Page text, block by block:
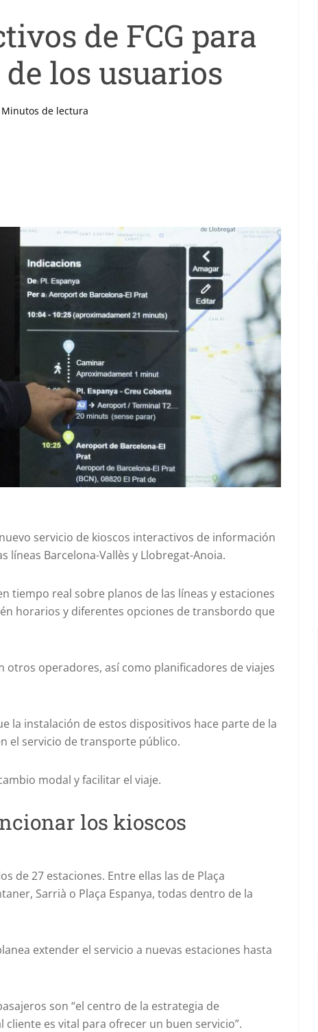
de FCG para
los usuarios
de lectura
servicio de kioscos interactivos de información
líneas Barcelona-Vallès y Llobregat-Anoia.
tiempo real sobre planos de las líneas y estaciones
horarios y diferentes opciones de transbordo que
operadores, así como planificadores de viajes
la instalación de estos dispositivos hace parte de la
el servicio de transporte público.
modal y facilitar el viaje.
los kioscos
de 27 estaciones. Entre ellas las de Plaça
Sarrià o Plaça Espanya, todas dentro de la
extender el servicio a nuevas estaciones hasta
son “el centro de la estrategia de
es vital para ofrecer un buen servicio”.